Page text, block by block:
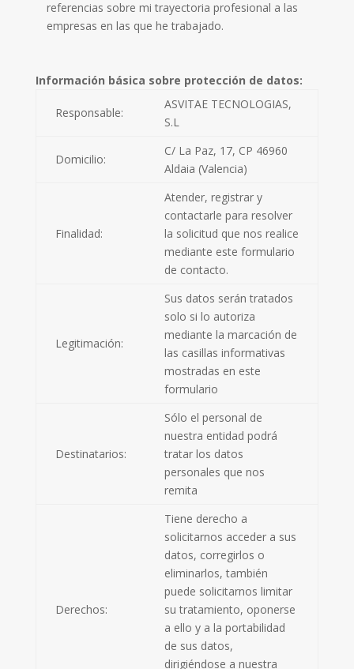
referencias sobre mi trayectoria profesional a las
empresas en las que he trabajado.
Información básica sobre protección de datos:
Responsable:
ASVITAE TECNOLOGIAS,
S.L
Domicilio:
C/ La Paz, 17, CP 46960
Aldaia (Valencia)
Finalidad:
Atender, registrar y
contactarle para resolver
la solicitud que nos realice
mediante este formulario
de contacto.
Legitimación:
Sus datos serán tratados
solo si lo autoriza
mediante la marcación de
las casillas informativas
mostradas en este
formulario
Destinatarios:
Sólo el personal de
nuestra entidad podrá
tratar los datos
personales que nos
remita
Derechos:
Tiene derecho a
solicitarnos acceder a sus
datos, corregirlos o
eliminarlos, también
puede solicitarnos limitar
su tratamiento, oponerse
a ello y a la portabilidad
de sus datos,
dirigiéndose a nuestra